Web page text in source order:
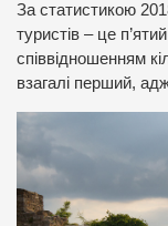
За статистикою
туристів – це
співвідношенням
взагалі перший,